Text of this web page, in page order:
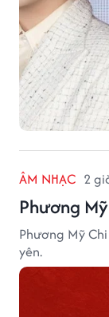
ÂM NHẠC 2
Phương
Phương Mỹ
yên.